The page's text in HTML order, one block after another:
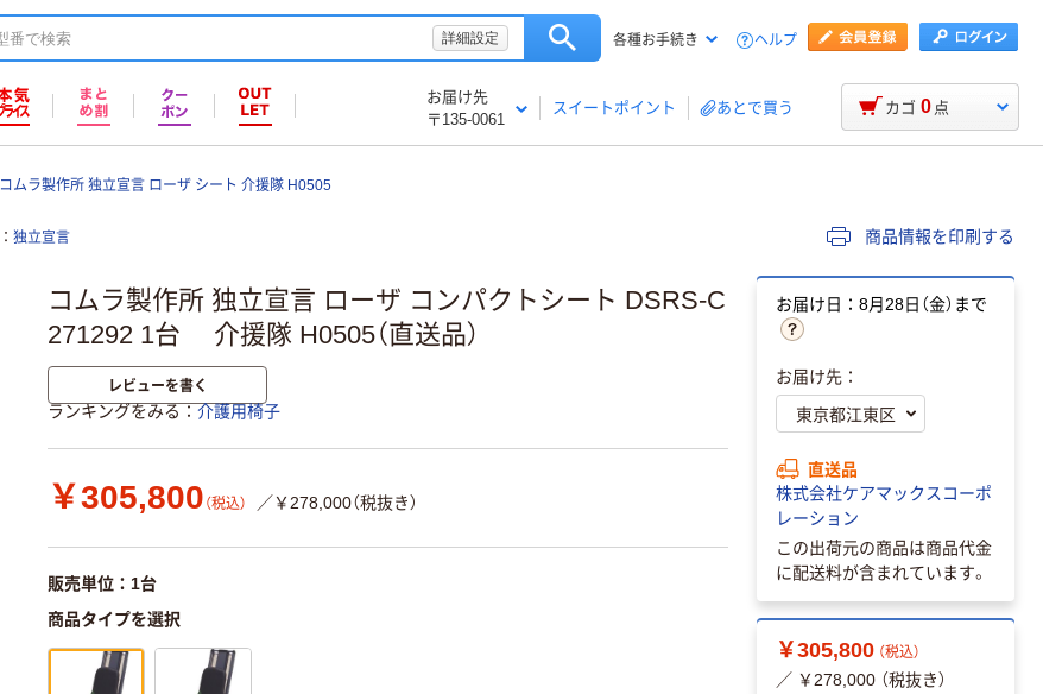
詳細設定 各種お手続き ヘルプ
お届け先
〒135-0061
スイートポイント あとで買う カゴ 0 点
コムラ製作所 独立宣言 ローザ シート 介援隊 H0505
独立宣言 商品情報を印刷する
コムラ製作所 独立宣言 ローザ コンパクトシート DSRS-C
271292 1台 介援隊 H0505（直送品）
レビューを書く
ランキングをみる 介護用椅子
￥305,800 （税込） ／￥278,000（税抜き）
販売単位：1台
商品タイプを選択
お届け日：8月28日（金）まで
お届け先：
直送品
株式会社ケアマックスコーポ
レーション
この出荷元の商品は商品代金
に配送料が含まれています。
￥305,800 （税込）
／ ￥278,000 （税抜き）